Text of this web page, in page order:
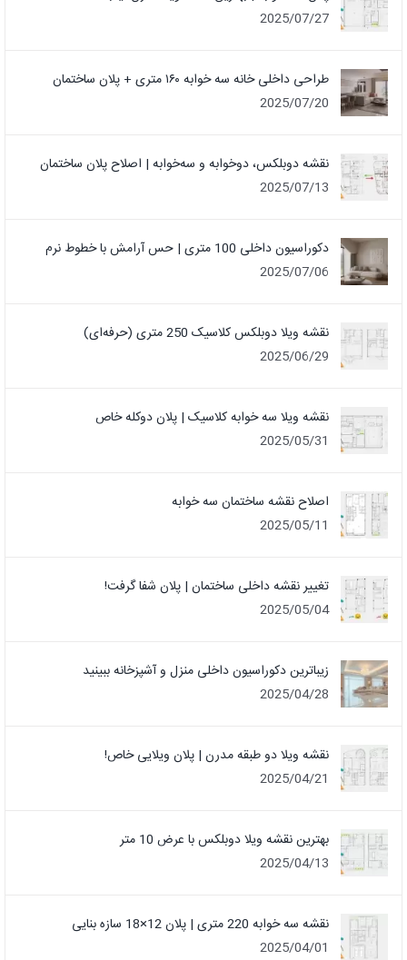
2025/07/27
طراحی داخلی خانه سه خوابه ۱۶۰ متری + پلان ساختمان
2025/07/20
نقشه دوبلکس، دوخوابه و سه‌خوابه | اصلاح پلان ساختمان
2025/07/13
دکوراسیون داخلی 100 متری | حس آرامش با خطوط نرم
2025/07/06
نقشه ویلا دوبلکس کلاسیک 250 متری (حرفه‌ای)
2025/06/29
نقشه ویلا سه خوابه کلاسیک | پلان دوکله خاص
2025/05/31
اصلاح نقشه ساختمان سه خوابه
2025/05/11
تغییر نقشه داخلی ساختمان | پلان شفا گرفت!
2025/05/04
زیباترین دکوراسیون داخلی منزل و آشپزخانه ببینید
2025/04/28
نقشه ویلا دو طبقه مدرن | پلان ویلایی خاص!
2025/04/21
بهترین نقشه ویلا دوبلکس با عرض 10 متر
2025/04/13
نقشه سه خوابه 220 متری | پلان 12×18 سازه بنایی
2025/04/01